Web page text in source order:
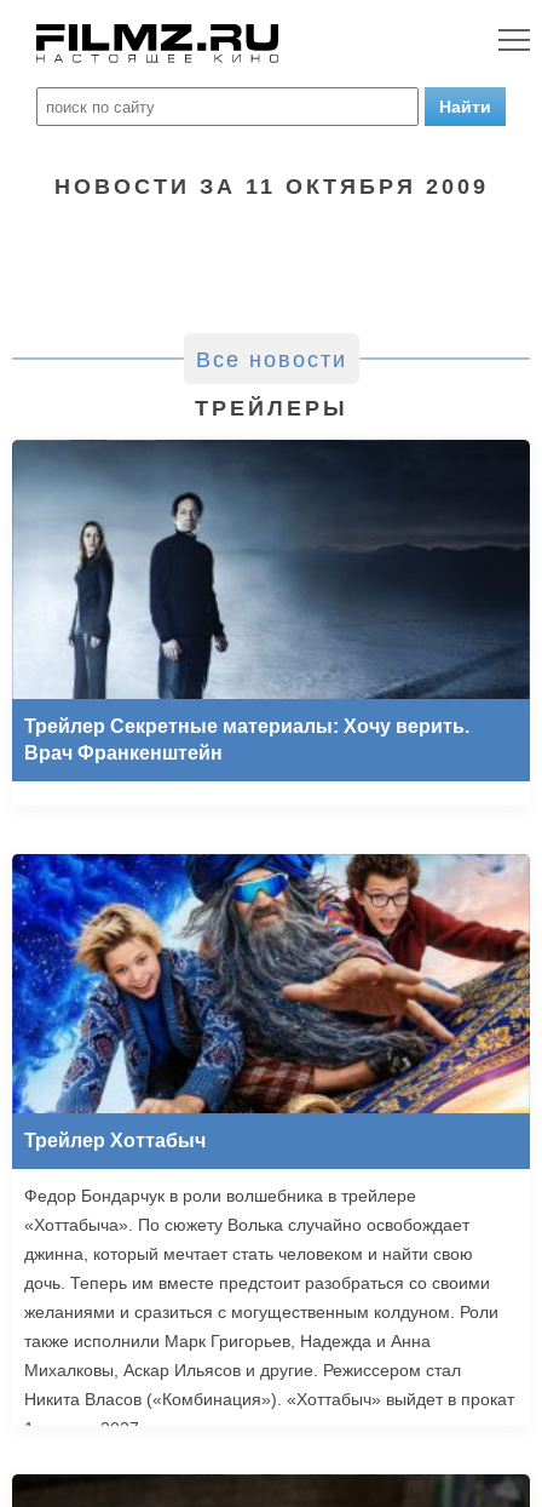
НОВОСТИ ЗА 11 ОКТЯБРЯ 2009
Все новости
ТРЕЙЛЕРЫ
Трейлер Секретные материалы: Хочу верить.
Врач Франкенштейн
Трейлер Хоттабыч
Федор Бондарчук в роли волшебника в трейлере
«Хоттабыча». По сюжету Волька случайно освобождает
джинна, который мечтает стать человеком и найти свою
дочь. Теперь им вместе предстоит разобраться со своими
желаниями и сразиться с могущественным колдуном. Роли
также исполнили Марк Григорьев, Надежда и Анна
Михалковы, Аскар Ильясов и другие. Режиссером стал
Никита Власов («Комбинация»). «Хоттабыч» выйдет в прокат
1 января 2027 года.